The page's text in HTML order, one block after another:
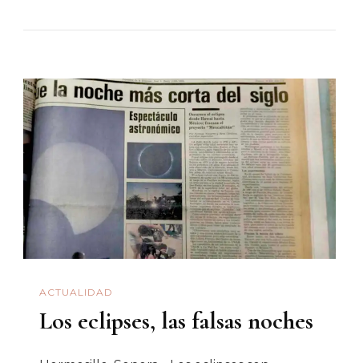
La
Cultura:
Hacia
Una
Democracia
Sub-
Local
ACTUALIDAD
Los eclipses, las falsas noches